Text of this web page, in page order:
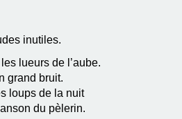
inutiles.
lueurs de l’aube.
grand bruit.
loups de la nuit
du pèlerin.